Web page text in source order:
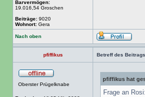
Barvermögen:
19.016,54 Groschen
Beiträge: 9020
Wohnort: Gera
Nach oben
pfiffikus Betreff des
Oberster Prügelknabe
pfiffikus hat
Frage an Rosi: